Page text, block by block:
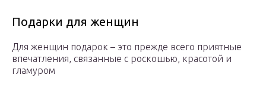
Подарки для женщин
Для женщин подарок – это прежде всего приятные
впечатления, связанные с роскошью, красотой и
гламуром